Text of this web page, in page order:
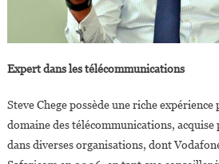
Expert dans les télécommunications
Steve Chege possède une riche
domaine des télécommunications, acquise
dans diverses organisations, dont